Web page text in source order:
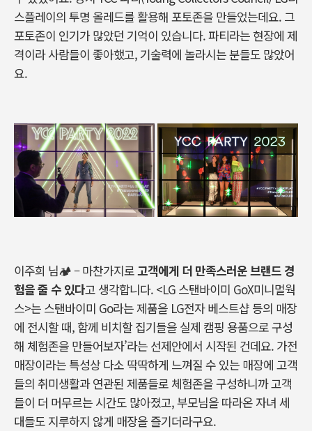
스플레이의 투명 올레드를 활용해 포토존을 만들었는데요. 그
포토존이 인기가 많았던 기억이 있습니다.파티라는 현장에 제
격이라 사람들이 좋아했고, 기술력에 놀라시는 분들도 많았어
요.
이주희 님🏕–마찬가지로고객에게 더 만족스러운 브랜드 경
험을 줄 수 있다고 생각합니다. <LG 스탠바이미 GoX미니멀웍
스>는 스탠바이미 Go라는 제품을 LG전자 베스트샵 등의 매장
에 전시할 때, 함께 비치할 집기들을 실제 캠핑 용품으로 구성
해 체험존을 만들어보자’라는 선제안에서 시작된 건데요. 가전
매장이라는 특성상 다소 딱딱하게 느껴질 수 있는 매장에 고객
들의 취미생활과 연관된 제품들로 체험존을 구성하니까 고객
들이 더 머무르는 시간도 많아졌고,부모님을 따라온 자녀 세
대들도 지루하지 않게 매장을 즐기더라구요.